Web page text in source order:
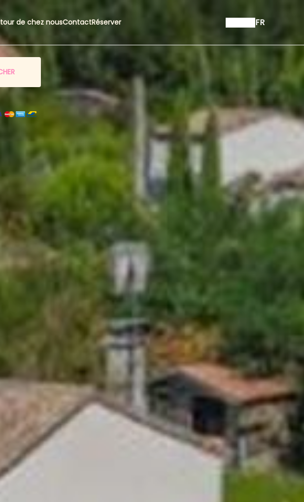
de chez nousContactRéserver FR